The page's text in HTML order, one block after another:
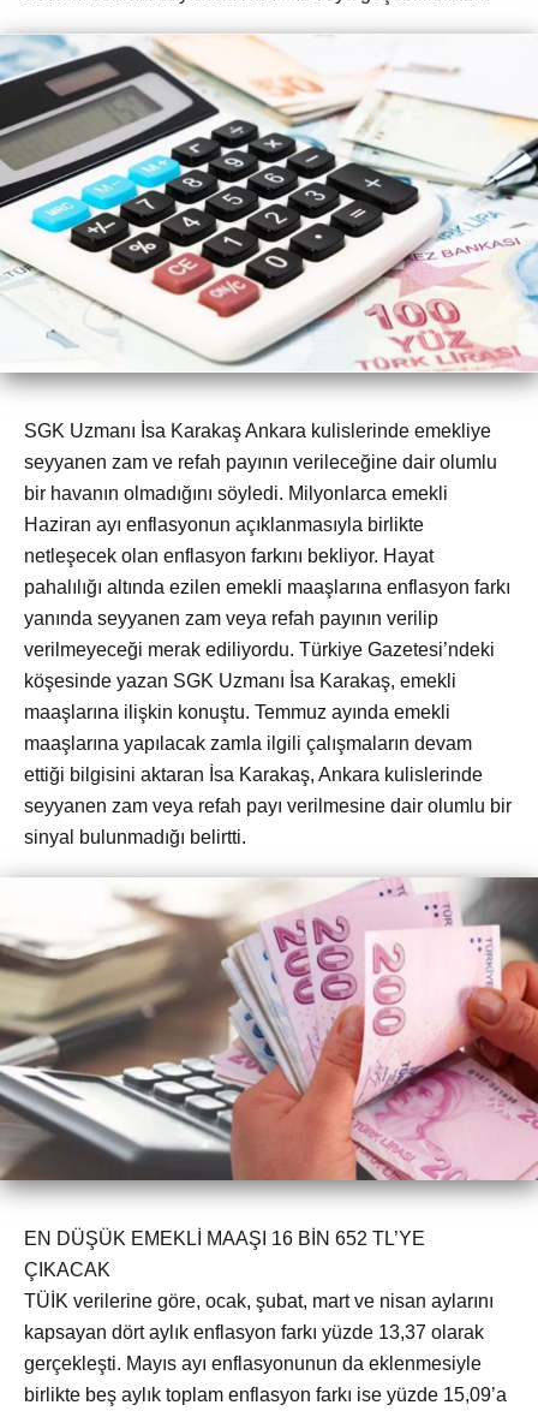
SGK Uzmanı İsa Karakaş Ankara kulislerinde emekliye
seyyanen zam ve refah payının verileceğine dair olumlu
bir havanın olmadığını söyledi. Milyonlarca emekli
Haziran ayı enflasyonun açıklanmasıyla birlikte
netleşecek olan enflasyon farkını bekliyor. Hayat
pahalılığı altında ezilen emekli maaşlarına enflasyon farkı
yanında seyyanen zam veya refah payının verilip
verilmeyeceği merak ediliyordu. Türkiye Gazetesi’ndeki
köşesinde yazan SGK Uzmanı İsa Karakaş, emekli
maaşlarına ilişkin konuştu. Temmuz ayında emekli
maaşlarına yapılacak zamla ilgili çalışmaların devam
ettiği bilgisini aktaran İsa Karakaş, Ankara kulislerinde
seyyanen zam veya refah payı verilmesine dair olumlu bir
sinyal bulunmadığı belirtti.
EN DÜŞÜK EMEKLİ MAAŞI 16 BİN 652 TL’YE
ÇIKACAK
TÜİK verilerine göre, ocak, şubat, mart ve nisan aylarını
kapsayan dört aylık enflasyon farkı yüzde 13,37 olarak
gerçekleşti. Mayıs ayı enflasyonunun da eklenmesiyle
birlikte beş aylık toplam enflasyon farkı ise yüzde 15,09’a